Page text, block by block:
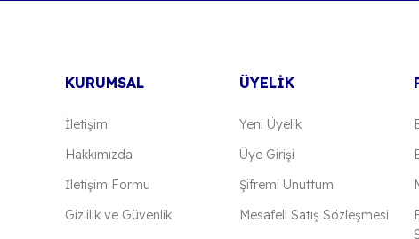
Gönder
KURUMSAL
İletişim
Hakkımızda
İletişim Formu
Gizlilik ve Güvenlik
ÜYELİK
Yeni Üyelik
Üye Girişi
Şifremi Unuttum
Mesafeli Satış Sözleşmesi